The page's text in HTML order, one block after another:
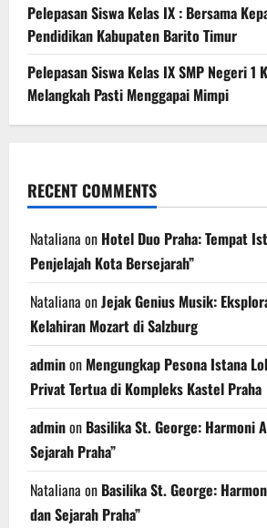
Pelepasan Siswa Kelas IX : Bersama
Pendidikan Kabupaten Barito Timur
Pelepasan Siswa Kelas IX SMP Negeri 1
Melangkah Pasti Menggapai Mimpi
RECENT COMMENTS
Nataliana on Hotel Duo Praha: Tempat
Penjelajah Kota Bersejarah”
Nataliana onJejak Genius Musik:
Kelahiran Mozart di Salzburg
adminon Mengungkap Pesona Istana
Privat Tertua di Kompleks Kastel Praha
adminon Basilika St. George: Harmoni
Sejarah Praha”
Nataliana on Basilika St. George:
dan Sejarah Praha”